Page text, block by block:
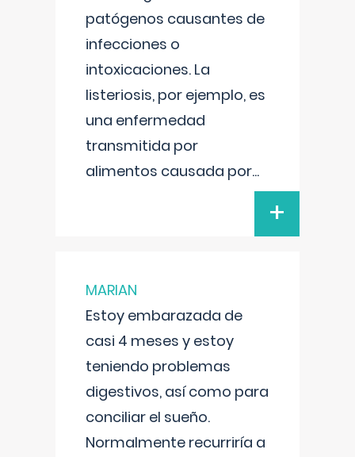
patógenos causantes de
infecciones o
intoxicaciones. La
listeriosis, por ejemplo, es
una enfermedad
transmitida por
alimentos causada por...
+
MARIAN
Estoy embarazada de
casi 4 meses y estoy
teniendo problemas
digestivos, así como para
conciliar el sueño.
Normalmente recurriría a